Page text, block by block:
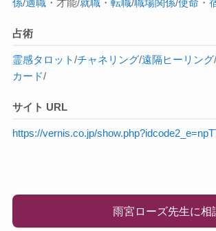
占術
霊感タロット/チャネリング/遠隔ヒーリング/
カード/
サイト URL
https://vernis.co.jp/
雨宮ローズ先生に相